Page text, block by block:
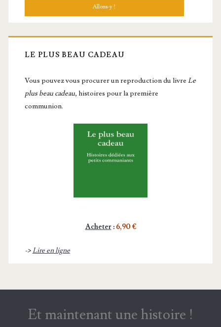
LE PLUS BEAU CADEAU
Vous pou­vez vous pro­cu­rer un repro­duc­tion du livre Le
plus beau cadeau, histoires pour la première
communion.
Acheter: 6,90 €
->Lire en ligne
Et maintenant une histoire !